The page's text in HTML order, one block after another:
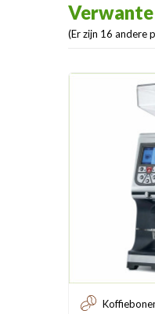
Verwante
(Er zijn 16 andere